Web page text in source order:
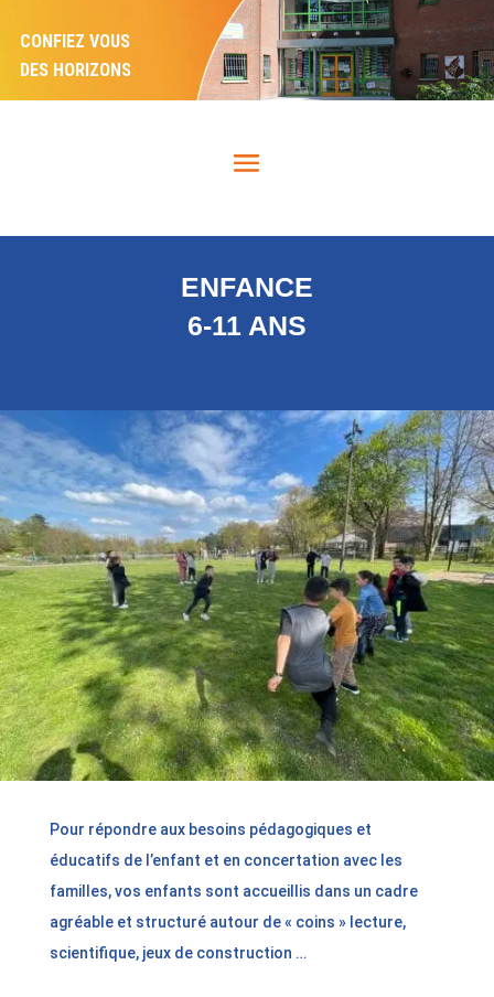
CONFIEZ VOUS
DES HORIZONS
ENFANCE
6-11 ANS
Pour répondre aux besoins pédagogiques et
éducatifs de l’enfant et en concertation avec les
familles, vos enfants sont accueillis dans un cadre
agréable et structuré autour de « coins » lecture,
scientifique, jeux de construction …